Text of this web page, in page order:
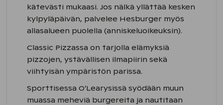
kätevästi mukaasi. Jos nälkä yllättää kesken
kylpyläpäivän, palvelee Hesburger myös
allasalueen puolella (anniskeluoikeuksin).
Classic Pizzassa on tarjolla elämyksiä
pizzojen, ystävällisen ilmapiirin sekä
viihtyisän ympäristön parissa.
Sporttisessa O’Learysissä syödään muun
muassa meheviä burgereita ja nautitaan